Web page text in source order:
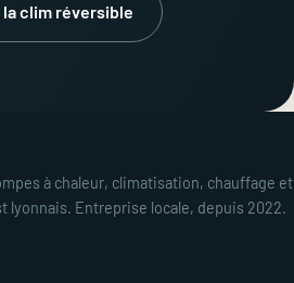
la clim réversible
à chaleur, climatisation, chauffage et
lyonnais. Entreprise locale, depuis 2022.